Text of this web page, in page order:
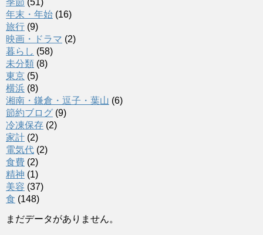
季節 (51)
年末・年始 (16)
旅行 (9)
映画・ドラマ (2)
暮らし (58)
未分類 (8)
東京 (5)
横浜 (8)
湘南・鎌倉・逗子・葉山 (6)
節約ブログ (9)
冷凍保存 (2)
家計 (2)
電気代 (2)
食費 (2)
精神 (1)
美容 (37)
食 (148)
まだデータがありません。